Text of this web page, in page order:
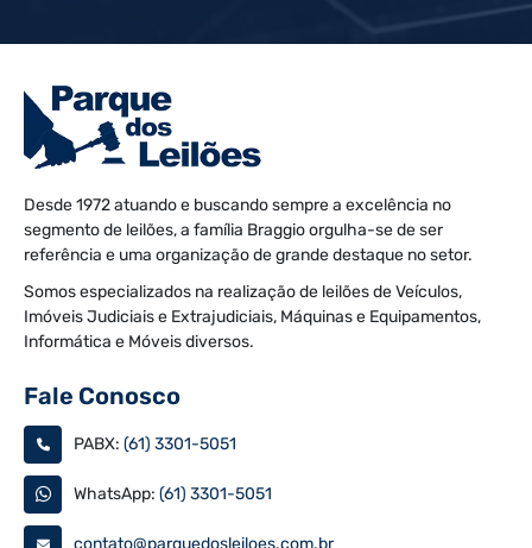
Desde 1972 atuando e buscando sempre a excelência no
segmento de leilões, a família Braggio orgulha-se de ser
referência e uma organização de grande destaque no setor.
Somos especializados na realização de leilões de Veículos,
Imóveis Judiciais e Extrajudiciais, Máquinas e Equipamentos,
Informática e Móveis diversos.
Fale Conosco
PABX: (61) 3301-5051
WhatsApp: (61) 3301-5051